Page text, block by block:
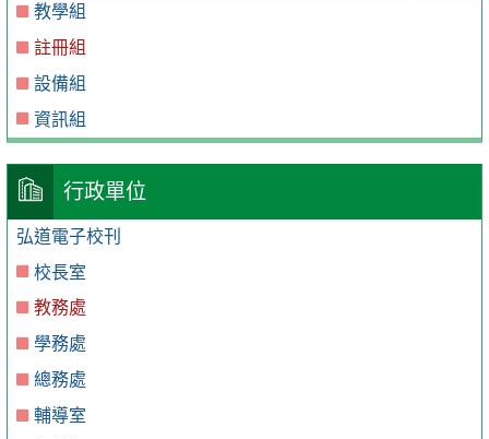
教學組
註冊組
設備組
資訊組
行政單位
弘道電子校刊
校長室
教務處
學務處
總務處
輔導室